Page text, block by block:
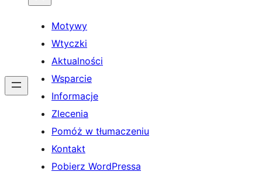
Motywy
Wtyczki
Aktualności
Wsparcie
Informacje
Zlecenia
Pomóż w tłumaczeniu
Kontakt
Pobierz WordPressa